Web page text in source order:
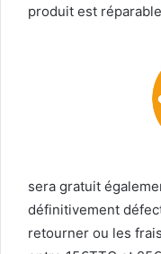
produit est
sera gratuit
définitivement
retourner ou les